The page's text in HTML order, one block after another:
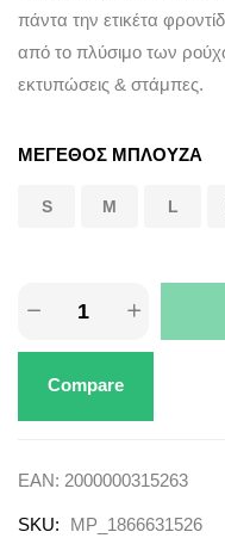
πάντα την ετικέτα
από το πλύσιμο των
εκτυπώσεις & στάμπες.
ΜΕΓΕΘΟΣ ΜΠΛΟΥΖΑ
S M L
Compare
EAN: 2000000315263
SKU: MP_1866631526